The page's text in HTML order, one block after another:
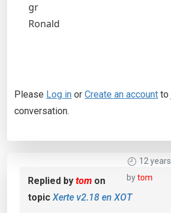
gr
Ronald
Please Log in or Create an account to
conversation.
12
bytom
Replied by tom on
topicXerte v2.18 en XOT